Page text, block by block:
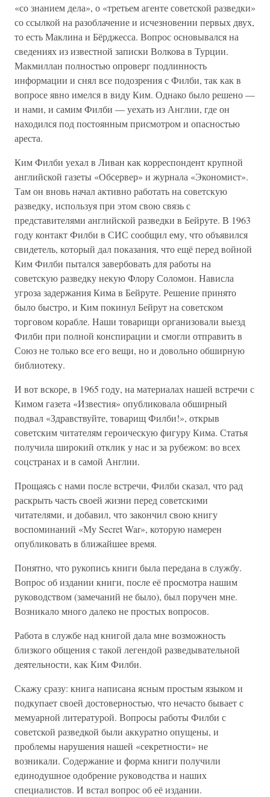
«со знанием дела», о «третьем агенте советской разведки»
со ссылкой на разоблачение и исчезновении первых двух,
то есть Маклина и Бёрджесса. Вопрос основывался на
сведениях из известной записки Волкова в Турции.
Макмиллан полностью опроверг подлинность
информации и снял все подозрения с Филби, так как в
вопросе явно имелся в виду Ким. Однако было решено —
и нами, и самим Филби — уехать из Англии, где он
находился под постоянным присмотром и опасностью
ареста.
Ким Филби уехал в Ливан как корреспондент крупной
английской газеты «Обсервер» и журнала «Экономист».
Там он вновь начал активно работать на советскую
разведку, используя при этом свою связь с
представителями английской разведки в Бейруте. В 1963
году контакт Филби в СИС сообщил ему, что объявился
свидетель, который дал показания, что ещё перед войной
Ким Филби пытался завербовать для работы на
советскую разведку некую Флору Соломон. Нависла
угроза задержания Кима в Бейруте. Решение принято
было быстро, и Ким покинул Бейрут на советском
торговом корабле. Наши товарищи организовали выезд
Филби при полной конспирации и смогли отправить в
Союз не только все его вещи, но и довольно обширную
библиотеку.
И вот вскоре, в 1965 году, на материалах нашей встречи с
Кимом газета «Известия» опубликовала обширный
подвал «Здравствуйте, товарищ Филби!», открыв
советским читателям героическую фигуру Кима. Статья
получила широкий отклик у нас и за рубежом: во всех
соцстранах и в самой Англии.
Прощаясь с нами после встречи, Филби сказал, что рад
раскрыть часть своей жизни перед советскими
читателями, и добавил, что закончил свою книгу
воспоминаний «Му Secret War», которую намерен
опубликовать в ближайшее время.
Понятно, что рукопись книги была передана в службу.
Вопрос об издании книги, после её просмотра нашим
руководством (замечаний не было), был поручен мне.
Возникало много далеко не простых вопросов.
Работа в службе над книгой дала мне возможность
близкого общения с такой легендой разведывательной
деятельности, как Ким Филби.
Скажу сразу: книга написана ясным простым языком и
подкупает своей достоверностью, что нечасто бывает с
мемуарной литературой. Вопросы работы Филби с
советской разведкой были аккуратно опущены, и
проблемы нарушения нашей «секретности» не
возникали. Содержание и форма книги получили
единодушное одобрение руководства и наших
специалистов. И встал вопрос об её издании.